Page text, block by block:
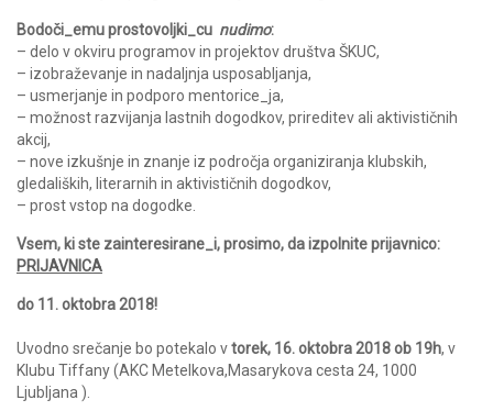
Bodoči_emu prostovoljki_cu nudimo:
– delo v okviru programov in projektov društva ŠKUC,
– izobraževanje in nadaljnja usposabljanja,
– usmerjanje in podporo mentorice_ja,
– možnost razvijanja lastnih dogodkov, prireditev ali aktivističnih
akcij,
– nove izkušnje in znanje iz področja organiziranja klubskih,
gledaliških, literarnih in aktivističnih dogodkov,
– prost vstop na dogodke.
Vsem, ki ste zainteresirane_i, prosimo, da izpolnite prijavnico:
PRIJAVNICA
do 11. oktobra 2018!
Uvodno srečanje bo potekalo vtorek, 16. oktobra 2018 ob 19h, v
Klubu Tiffany (AKC Metelkova,Masarykova cesta 24, 1000
Ljubljana ).